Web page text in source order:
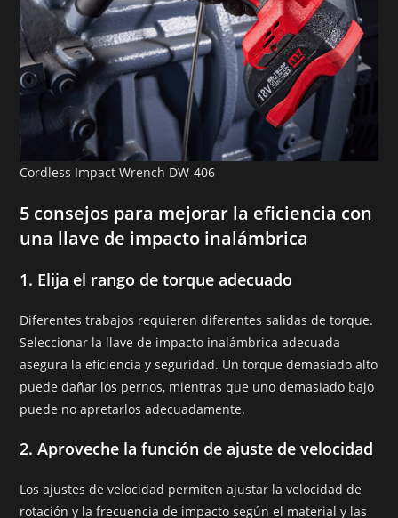
Cordless Impact Wrench DW-406
5 consejos para mejorar la eficiencia con
una llave de impacto inalámbrica
1. Elija el rango de torque adecuado
Diferentes trabajos requieren diferentes salidas de torque.
Seleccionar la llave de impacto inalámbrica adecuada
asegura la eficiencia y seguridad. Un torque demasiado alto
puede dañar los pernos, mientras que uno demasiado bajo
puede no apretarlos adecuadamente.
2.Aproveche la función de ajuste de velocidad
Los ajustes de velocidad permiten ajustar la velocidad de
rotación y la frecuencia de impacto según el material y las